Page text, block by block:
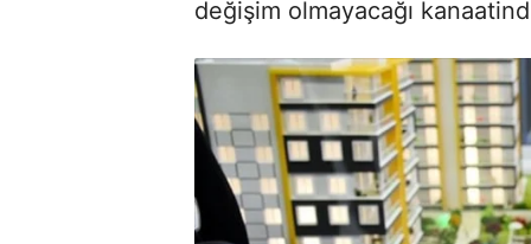
değişim olmayacağı